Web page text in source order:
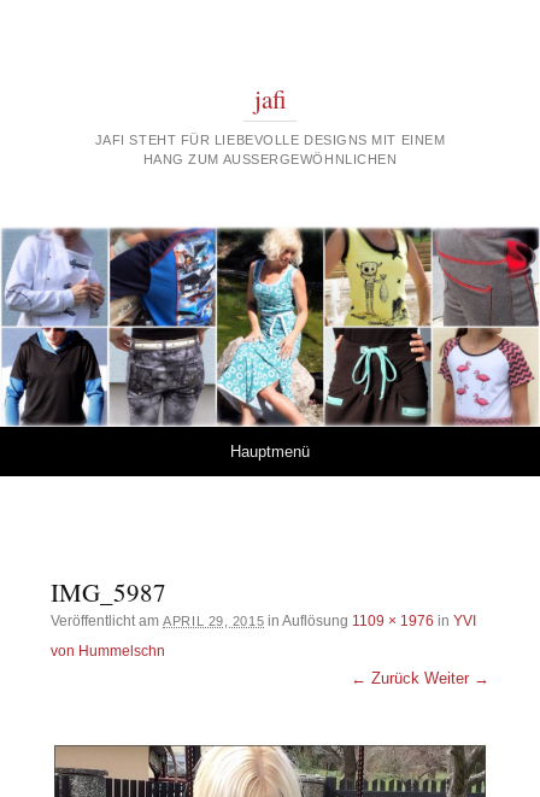
jafi
JAFI STEHT FÜR LIEBEVOLLE DESIGNS MIT EINEM
HANG ZUM AUSSERGEWÖHNLICHEN
Hauptmenü
IMG_5987
Veröffentlicht amAPRIL 29, 2015 in Auflösung 1109 × 1976 inYVI
von Hummelschn
← Zurück Weiter →